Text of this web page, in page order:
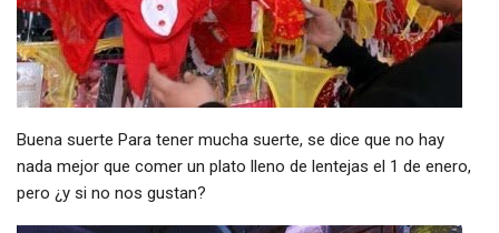
Buena suerte Para tener mucha suerte, se dice que no hay
nada mejor que comer un plato lleno de lentejas el 1 de enero,
pero ¿y si no nos gustan?